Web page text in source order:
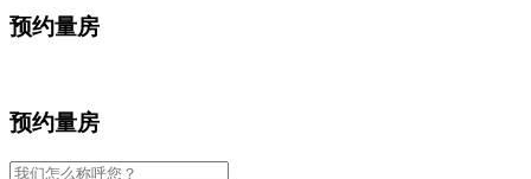
预约量房
预约量房